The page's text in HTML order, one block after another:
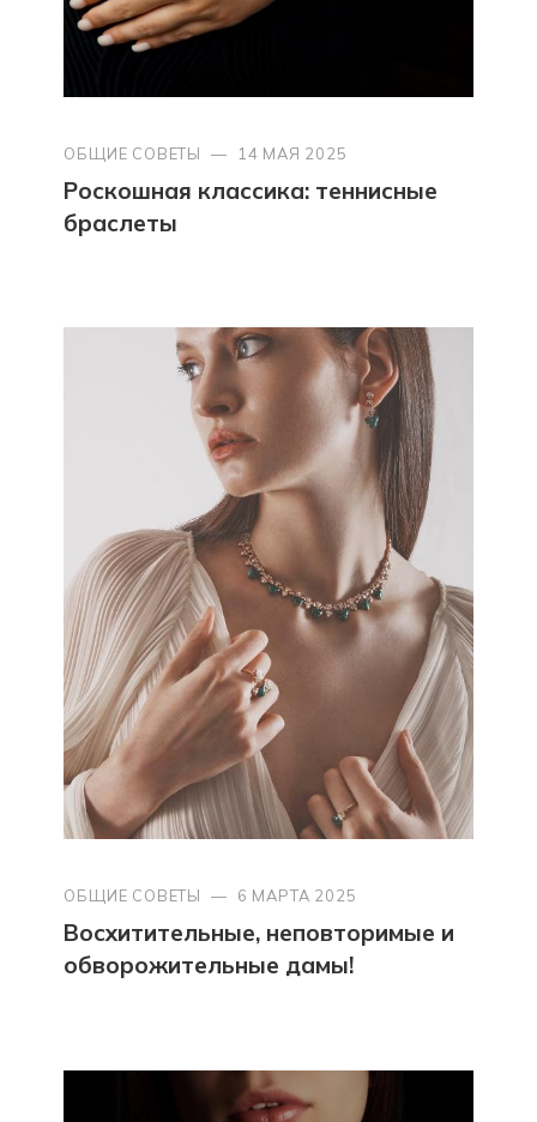
ОБЩИЕ СОВЕТЫ — 14 МАЯ 2025
Роскошная классика: теннисные
браслеты
ОБЩИЕ СОВЕТЫ — 6 МАРТА 2025
Восхитительные, неповторимые и
обворожительные дамы!